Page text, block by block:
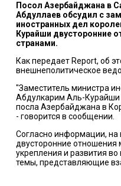
Посол Азербайджана в
Абдуллаев обсудил с
иностранных дел
Курайши двусторонние
странами.
Как передает Report, об
внешнеполитическое
"Заместитель министра
Абдулкарим Аль-Курайши
посла Азербайджана в
- говорится в сообщении.
Согласно информации,
двусторонние отношения
укрепления и развития
темы, представляющие